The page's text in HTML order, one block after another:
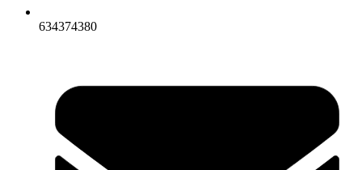
634374380